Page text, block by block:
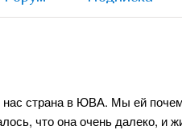
страна в ЮВА. Мы ей
что она очень далеко, и